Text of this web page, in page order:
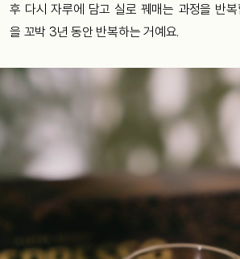
후 다시 자루에 담고 실로 꿰매는 과정을 반
을 꼬박 3년 동안 반복하는 거예요.